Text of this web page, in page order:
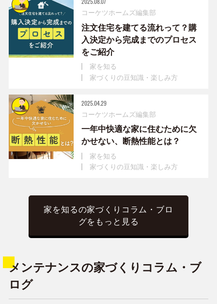
コーケツホームズ編集部
注文住宅を建てる流れって？購
入決定から完成までのプロセス
をご紹介
家を知る
家づくりの豆知識・楽しみ方
2025.04.29
コーケツホームズ編集部
一年中快適な家に住むために欠
かせない、断熱性能とは？
家を知る
家づくりの豆知識・楽しみ方
家を知るの家づくりコラム・ブロ
グをもっと見る
メンテナンスの家づくりコラム・ブ
ログ